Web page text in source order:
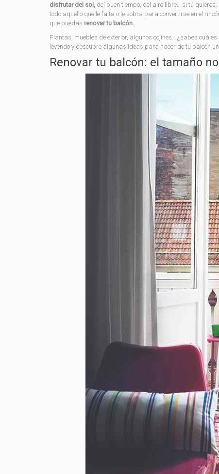
disfrutar del sol, del buen tiempo, del aire libre… si tú
todo aquello que le falta o le sobra para convertirse en el
que puedas renovar tu balcón.
Plantas, muebles de exterior, algunos cojines… ¿sabes
leyendo y descubre algunas ideas para hacer de tu balcón
Renovar tu balcón: el tamaño